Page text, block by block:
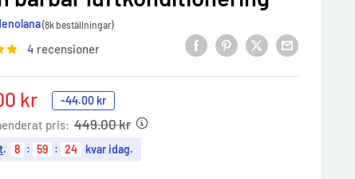
(8k beställningar)
4 recensioner
kr -44.00 kr
pris: 449.00 kr
. 8 : 59 : 23 kvar idag.